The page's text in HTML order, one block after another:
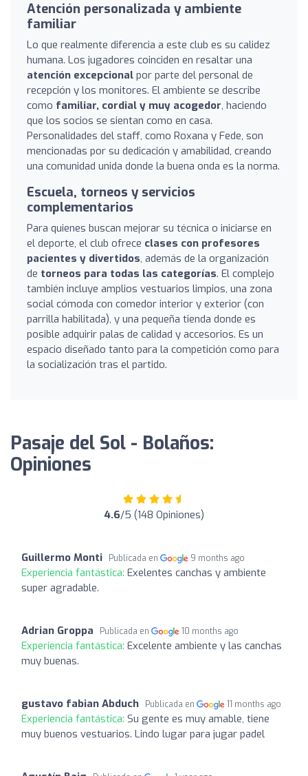
Atención personalizada y ambiente
familiar
Lo que realmente diferencia a este club es su calidez
humana. Los jugadores coinciden en resaltar una
atención excepcional por parte del personal de
recepción y los monitores. El ambiente se describe
como familiar, cordial y muy acogedor, haciendo
que los socios se sientan como en casa.
Personalidades del staff, como Roxana y Fede, son
mencionadas por su dedicación y amabilidad, creando
una comunidad unida donde la buena onda es la norma.
Escuela, torneos y servicios
complementarios
Para quienes buscan mejorar su técnica o iniciarse en
el deporte, el club ofrece clases con profesores
pacientes y divertidos, además de la organización
de torneos para todas las categorías. El complejo
también incluye amplios vestuarios limpios, una zona
social cómoda con comedor interior y exterior (con
parrilla habilitada), y una pequeña tienda donde es
posible adquirir palas de calidad y accesorios. Es un
espacio diseñado tanto para la competición como para
la socialización tras el partido.
Pasaje del Sol - Bolaños:
Opiniones
4.6/5 (148 Opiniones)
Guillermo Monti Publicada en 9 months ago
Experiencia fantástica: Exelentes canchas y ambiente
super agradable.
Adrian Groppa Publicada en 10 months ago
Experiencia fantástica: Excelente ambiente y las canchas
muy buenas.
gustavo fabian Abduch Publicada en 11 months ago
Experiencia fantástica: Su gente es muy amable, tiene
muy buenos vestuarios. Lindo lugar para jugar padel